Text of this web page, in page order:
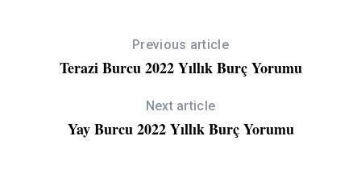
Previous article
Terazi Burcu 2022 Yıllık Burç Yorumu
Next article
Yay Burcu 2022 Yıllık Burç Yorumu